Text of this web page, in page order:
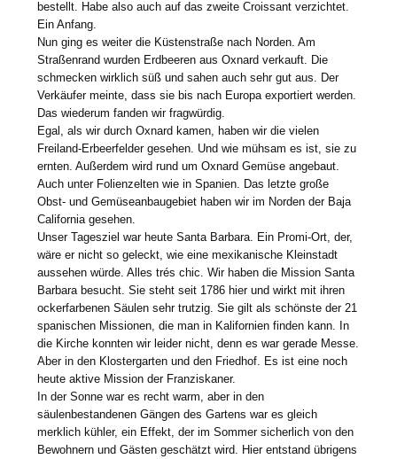
bestellt. Habe also auch auf das zweite Croissant verzichtet.
Ein Anfang.
Nun ging es weiter die Küstenstraße nach Norden. Am
Straßenrand wurden Erdbeeren aus Oxnard verkauft. Die
schmecken wirklich süß und sahen auch sehr gut aus. Der
Verkäufer meinte, dass sie bis nach Europa exportiert werden.
Das wiederum fanden wir fragwürdig.
Egal, als wir durch Oxnard kamen, haben wir die vielen
Freiland-Erbeerfelder gesehen. Und wie mühsam es ist, sie zu
ernten. Außerdem wird rund um Oxnard Gemüse angebaut.
Auch unter Folienzelten wie in Spanien. Das letzte große
Obst- und Gemüseanbaugebiet haben wir im Norden der Baja
California gesehen.
Unser Tagesziel war heute Santa Barbara. Ein Promi-Ort, der,
wäre er nicht so geleckt, wie eine mexikanische Kleinstadt
aussehen würde. Alles trés chic. Wir haben die Mission Santa
Barbara besucht. Sie steht seit 1786 hier und wirkt mit ihren
ockerfarbenen Säulen sehr trutzig. Sie gilt als schönste der 21
spanischen Missionen, die man in Kalifornien finden kann. In
die Kirche konnten wir leider nicht, denn es war gerade Messe.
Aber in den Klostergarten und den Friedhof. Es ist eine noch
heute aktive Mission der Franziskaner.
In der Sonne war es recht warm, aber in den
säulenbestandenen Gängen des Gartens war es gleich
merklich kühler, ein Effekt, der im Sommer sicherlich von den
Bewohnern und Gästen geschätzt wird. Hier entstand übrigens